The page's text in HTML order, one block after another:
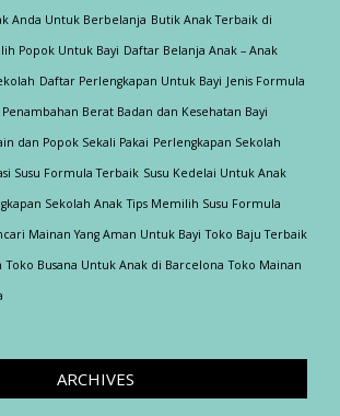
Anda Untuk Berbelanja Butik Anak Terbaik di
Popok Untuk Bayi Daftar Belanja Anak – Anak
Daftar Perlengkapan Untuk Bayi Jenis Formula
Berat Badan dan Kesehatan Bayi
dan Popok Sekali Pakai Perlengkapan Sekolah
Susu Formula Terbaik Susu Kedelai Untuk Anak
Sekolah Anak Tips Memilih Susu Formula
Mainan Yang Aman Untuk Bayi Toko Baju Terbaik
Toko Busana Untuk Anak di Barcelona Toko Mainan
ARCHIVES